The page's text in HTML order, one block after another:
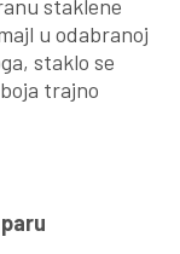
staklene
u odabranoj
staklo se
trajno